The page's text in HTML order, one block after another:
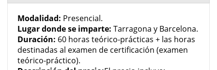
Modalidad: Presencial.
Lugar donde se imparte: Tarragona y Barcelona.
Duración: 60 horas teórico-prácticas + las horas
destinadas al examen de certificación (examen
teórico-práctico).